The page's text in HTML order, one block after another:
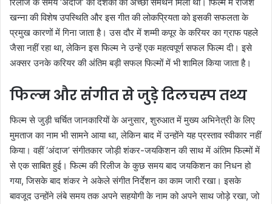
खन्ना की विशेष उपस्थिति और इस गीत की लोकप्रियता को इसकी सफलता के
प्रमुख कारणों में गिना जाता है। उस दौर में शम्मी कपूर के करियर का ग्राफ पहले
जैसा नहीं रहा था, लेकिन इस फिल्म ने उन्हें एक महत्वपूर्ण सफल फिल्म दी। इसे
अक्सर उनके करियर की अंतिम बड़ी सफल फिल्मों में भी शामिल किया जाता है।
फिल्म और संगीत से जुड़े दिलचस्प तथ्य
फिल्म से जुड़ी चर्चित जानकारियों के अनुसार, शुरुआत में मुख्य अभिनेत्री के लिए
मुमताज का नाम भी सामने आया था, लेकिन बाद में उन्होंने यह प्रस्ताव स्वीकार नहीं
किया। वहीं ‘अंदाज’ संगीतकार जोड़ी शंकर-जयकिशन की साथ में अंतिम फिल्मों में
से एक साबित हुई। फिल्म की रिलीज के कुछ समय बाद जयकिशन का निधन हो
गया, जिसके बाद शंकर ने अकेले संगीत निर्देशन का काम जारी रखा। इसके
बावजूद उन्होंने लंबे समय तक अपने सहयोगी के नाम को अपने साथ जोड़े रखा, जो